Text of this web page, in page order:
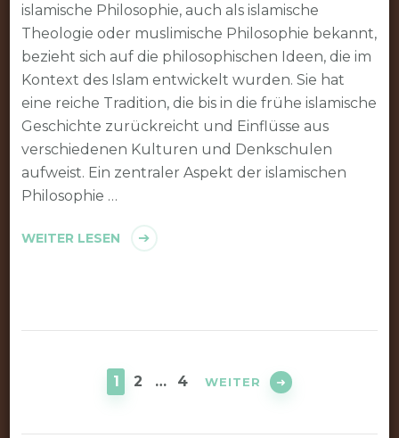
islamische Philosophie, auch als islamische
Theologie oder muslimische Philosophie bekannt,
bezieht sich auf die philosophischen Ideen, die im
Kontext des Islam entwickelt wurden. Sie hat
eine reiche Tradition, die bis in die frühe islamische
Geschichte zurückreicht und Einflüsse aus
verschiedenen Kulturen und Denkschulen
aufweist. Ein zentraler Aspekt der islamischen
Philosophie …
WEITER LESEN
SEITE
1 SEITE
2 … SEITE
4 WEITER